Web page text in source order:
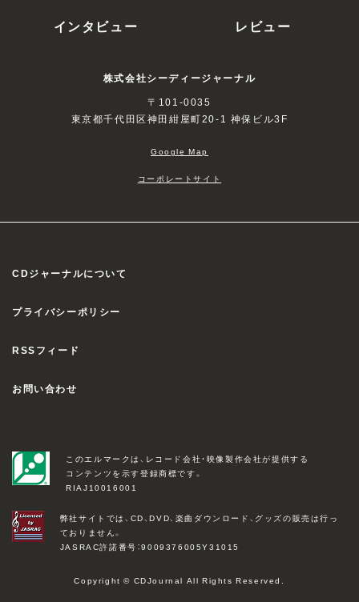
インタビュー
レビュー
株式会社シーディージャーナル
〒101-0035
東京都千代田区神田紺屋町20-1 神保ビル3F
Google Map
コーポレートサイト
CDジャーナルについて
プライバシーポリシー
RSSフィード
お問い合わせ
このエルマークは、レコード会社・映像製作会社が提供する
コンテンツを示す登録商標です。
RIAJ10016001
弊社サイトでは、CD、DVD、楽曲ダウンロード、グッズの販売は行っ
ておりません。
JASRAC許諾番号：9009376005Y31015
Copyright © CDJournal All Rights Reserved.